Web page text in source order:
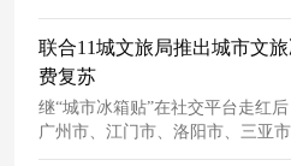
联合11城文旅局推出城市文旅
费复苏
继“城市冰箱贴”在社交平台走红后
广州市、江门市、洛阳市、三亚
蓉区、杭州市上城区、宁波市海